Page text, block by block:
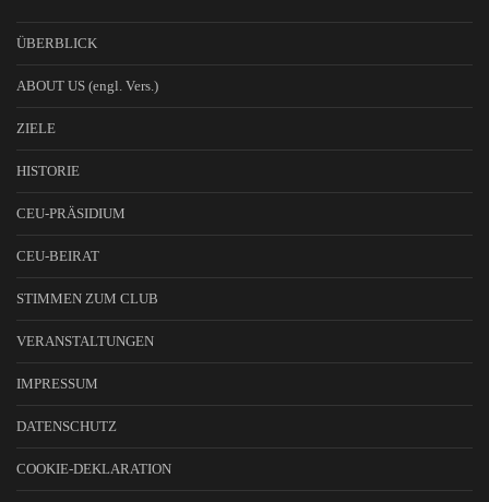
ÜBERBLICK
ABOUT US (engl. Vers.)
ZIELE
HISTORIE
CEU-PRÄSIDIUM
CEU-BEIRAT
STIMMEN ZUM CLUB
VERANSTALTUNGEN
IMPRESSUM
DATENSCHUTZ
COOKIE-DEKLARATION